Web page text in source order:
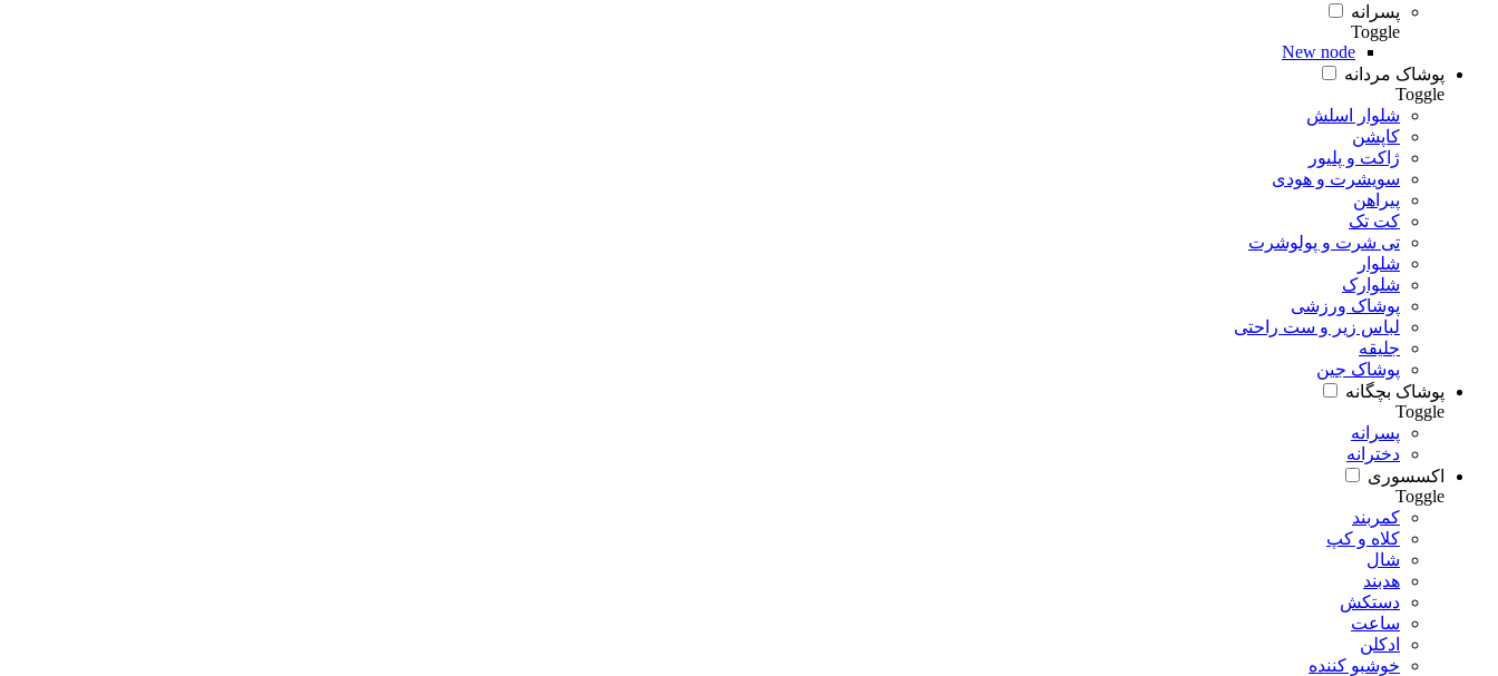
پسرانه
Toggle
New node
پوشاک مردانه
Toggle
شلوار اسلش
کاپشن
ژاکت و پلیور
سویشرت و هودی
پیراهن
کت تک
تی شرت و پولوشرت
شلوار
شلوارک
پوشاک ورزشی
لباس زیر و ست راحتی
جلیقه
پوشاک جین
پوشاک بچگانه
Toggle
پسرانه
دخترانه
اکسسوری
Toggle
کمربند
کلاه و کپ
شال
هدبند
دستکش
ساعت
ادکلن
خوشبو کننده